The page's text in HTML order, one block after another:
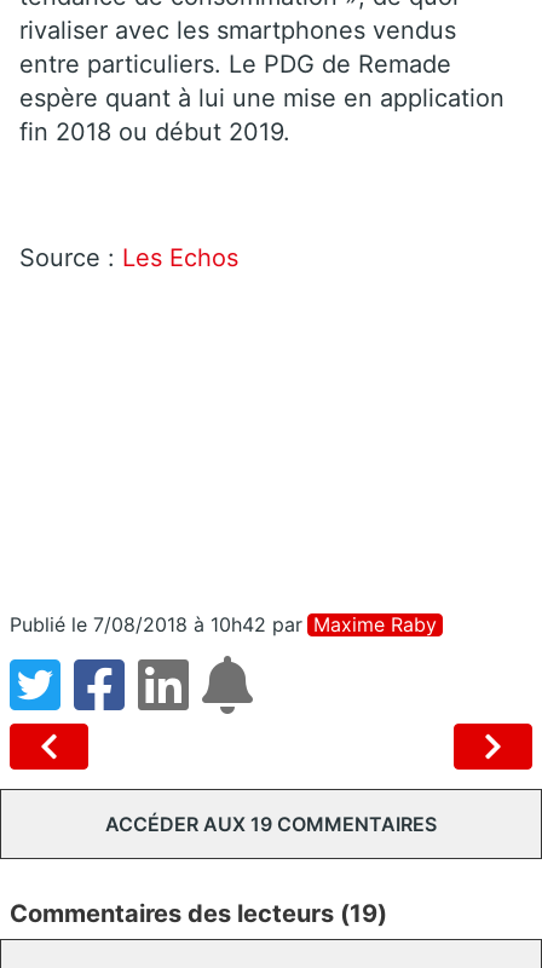
rivaliser avec les smartphones vendus
entre particuliers. Le PDG de Remade
espère quant à lui une mise en application
fin 2018 ou début 2019.
Source : Les Echos
Publié le 7/08/2018 à 10h42 par Maxime Raby
ACCÉDER AUX 19 COMMENTAIRES
Commentaires des lecteurs (19)